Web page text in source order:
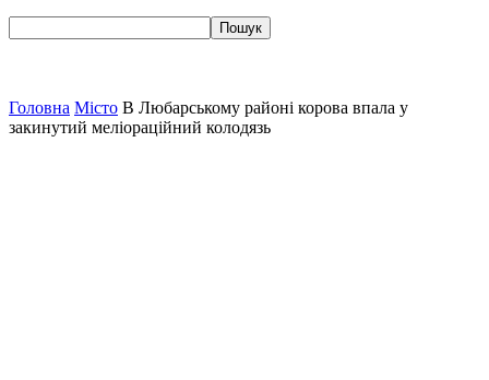
Головна Місто В Любарському районі корова впала у
закинутий меліораційний колодязь